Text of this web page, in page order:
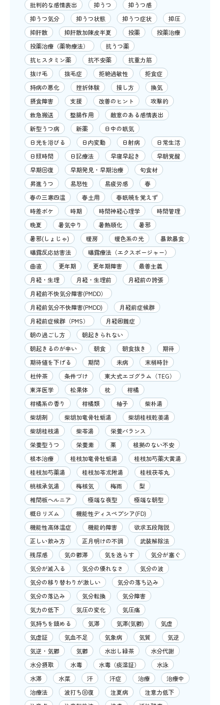
批判的な感情表出
抑うつ
抑うつ感
抑うつ気分
抑うつ状態 抑うつ症状
抑圧
抑肝散
抑肝散加陳皮半夏 投薬
投薬治療
投薬治療（薬物療法）
抗うつ薬
抗ヒスタミン薬
抗不安薬
抗重力筋
抜け毛
抜毛症 拒絶過敏性
拒食症
持病の悪化
挫折体験 接し方
換気
摂食障害
支援 改善のヒント
攻撃的
救急搬送
整腸作用
敵意のある感情表出
新型うつ病
新薬
日中の眠気
日光を浴びる
日内変動 日射病
日常生活
日照時間
日記療法 早寝早起き
早朝覚醒
早期回復
早期発見・早期治療
旬食材
昇進うつ
易怒性 易疲労感
春
春の三寒四温
春土用
春眠暁を覚えず
時差ボケ
時期 時間神経心理学
時間管理
晩夏
暑気中り 暑熱順化
暑邪
暑邪(しょじゃ)
暖房 暖色系の光
暴飲暴食
曝露反応妨害法
曝露療法（エクスポージャー）
曲直
更年期 更年期障害
最善主義
月経・生理
月経・生理前
月経前の誇張
月経前不快気分障害(PMDD）
月経前気分不快障害(PMDD)
月経前症候群
月経前症候群（PMS）
月経困難症
朝の過ごし方
朝起きられない
朝起きるのが辛い
朝食 朝食抜き
期待
期待値を下げる
期間 未病
末梢時計
杜仲茶
条件づけ
東大式エゴグラム（TEG）
東洋医学
松果体 枕
柑橘
柑橘系の香り
柑橘類 柚子
柴朴湯
柴胡剤
柴胡加竜骨牡蛎湯
柴胡桂枝乾姜湯
柴胡桂枝湯
柴苓湯
栄養バランス
栄養型うつ
栄養素 栗
根拠のない不安
根本治療
桂枝加竜骨牡蛎湯
桂枝加芍薬大黄湯
桂枝加芍薬湯
桂枝加苓朮附湯
桂枝茯苓丸
桃核承気湯
梅核気 梅雨
梨
椎間板ヘルニア
極端な夜型
極端な朝型
概日リズム
機能性ディスペプシア(FD)
機能性高体温症
機能的障害
欲求五段階説
正しい飲み方
正月明けの不調
武装解除法
残尿感
気の鬱滞 気を逸らす
気分が塞ぐ
気分が滅入る
気分の優れなさ
気分の波
気分の移り替わりが激しい
気分の落ち込み
気分の落込み
気分転換
気分障害
気力の低下
気圧の変化
気圧痛
気持ちを鎮める
気滞 気滞(気鬱)
気虚
気虚証
気血不足 気象病 気質
気逆
気逆・気鬱
気鬱 水出し緑茶
水分代謝
水分摂取
水毒 水毒（痰湿証）
水泳
水滞
水菜 汗 汗症 治療
治療中
治療法
波打ち回復 注夏病
注意力低下